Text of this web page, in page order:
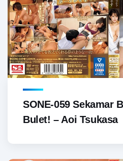
SONE-059 Sekamar
Bulet! – Aoi Tsukasa